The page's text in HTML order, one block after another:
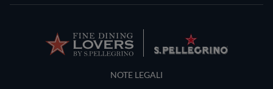
Terms and Conditions
NOTE LEGALI